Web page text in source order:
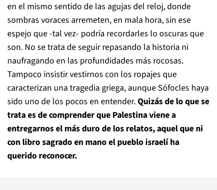
en el mismo sentido de las agujas del reloj, donde
sombras voraces arremeten, en mala hora, sin ese
espejo que -tal vez- podría recordarles lo oscuras que
son. No se trata de seguir repasando la historia ni
naufragando en las profundidades más rocosas.
Tampoco insistir vestirnos con los ropajes que
caracterizan una tragedia griega, aunque Sófocles haya
sido uno de los pocos en entender.Quizás de lo que se
trata es de comprender que Palestina viene a
entregarnos el más duro de los relatos, aquel que ni
con libro sagrado en mano el pueblo israelí ha
querido reconocer.